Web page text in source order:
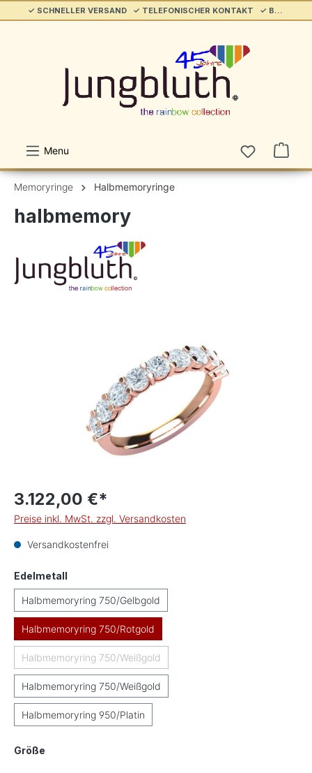
springen ✓ SCHNELLER VERSAND ✓ TELEFONISCHER KONTAKT ✓ BELIEBT & ETABLIERT ✓ SERVICE/HILFE
Menu
Memoryringe Halbmemoryringe
halbmemory
3.122,00 €*
Preise inkl. MwSt. zzgl. Versandkosten
Versandkostenfrei
Edelmetall
Halbmemoryring 750/Gelbgold
Halbmemoryring 750/Rotgold
Halbmemoryring 750/Weißgold(Diese Option ist zurzeit nicht verfügbar.)
Halbmemoryring 750/Weißgold
Halbmemoryring 950/Platin
Größe